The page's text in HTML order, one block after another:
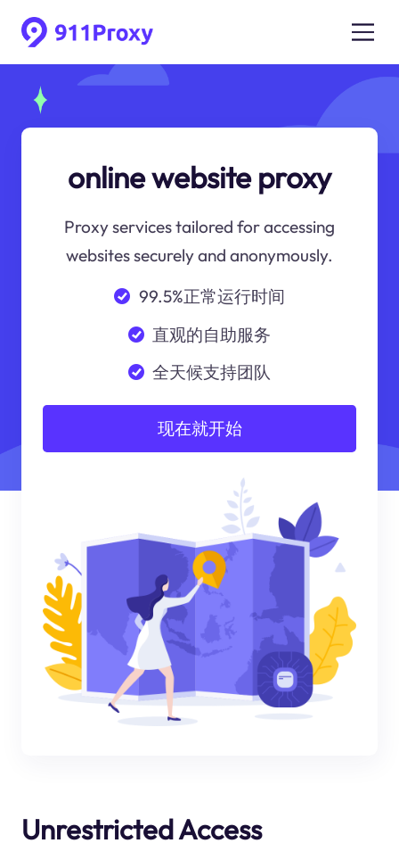
online website proxy
Proxy services tailored for accessing
websites securely and anonymously.
99.5%正常运行时间
直观的自助服务
全天候支持团队
现在就开始
Unrestricted Access